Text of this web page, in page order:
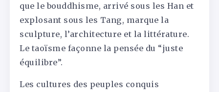
que le bouddhisme, arrivé sous les Han et
explosant sous les Tang, marque la
sculpture, l’architecture et la littérature.
Le taoïsme façonne la pensée du “juste
équilibre”.
Les cultures des peuples conquis